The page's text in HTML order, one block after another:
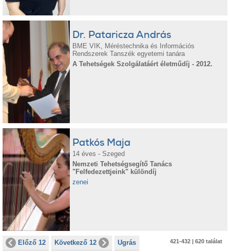
Dr. Pataricza András
BME VIK, Méréstechnika és Információs
Rendszerek Tanszék egyetemi tanára
A Tehetségek Szolgálatáért életműdíj - 2012.
Patkós Maja
14 éves - Szeged
Nemzeti Tehetségsegítő Tanács
"Felfedezettjeink" különdíj
zenei
Előző 12 Következő 12 Ugrás 421-432 | 620 találat